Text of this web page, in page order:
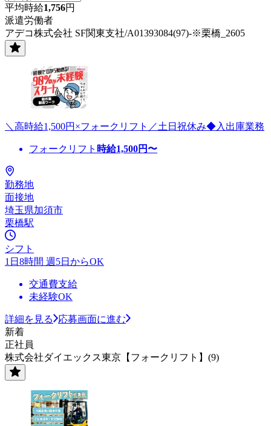
平均時給1,756円
派遣労働者
アデコ株式会社 SF関東支社/A01393084(97)-※栗橋_2605
＼高時給1,500円×フォークリフト／土日祝休み◆入出庫業務
フォークリフト 時給1,500円〜
勤務地
面接地
埼玉県加須市
栗橋駅
シフト
1日8時間 週5日からOK
交通費支給
未経験OK
詳細を見る
応募画面に進む
新着
正社員
株式会社ダイエックス東京【フォークリフト】(9)